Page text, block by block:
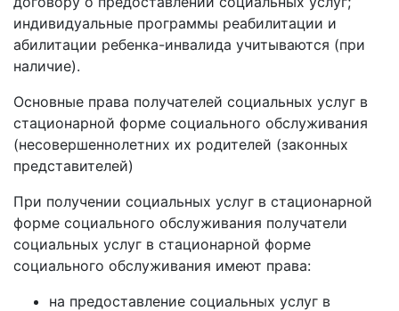
индивидуальные программы реабилитации и
абилитации ребенка-инвалида учитываются (при
наличие).
Основные права получателей социальных услуг в
стационарной форме социального обслуживания
(несовершеннолетних их родителей (законных
представителей)
При получении социальных услуг в стационарной
форме социального обслуживания получатели
социальных услуг в стационарной форме
социального обслуживания имеют права:
на предоставление социальных услуг в